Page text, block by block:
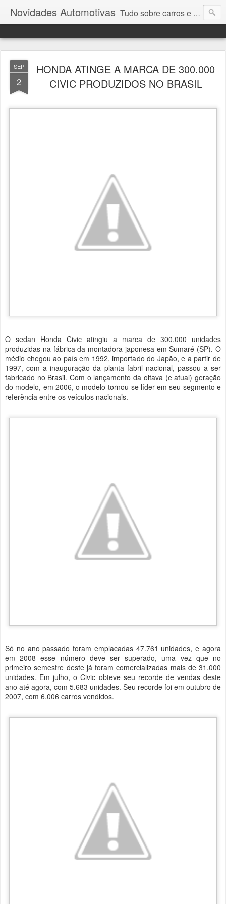
Novidades Automotivas Tudo sobre carros e motores
SEP
2
HONDA ATINGE A MARCA DE 300.000
CIVIC PRODUZIDOS NO BRASIL
O sedan Honda Civic atingiu a marca de 300.000 unidades
produzidas na fábrica da montadora japonesa em Sumaré (SP). O
médio chegou ao país em 1992, importado do Japão, e a partir de
1997, com a inauguração da planta fabril nacional, passou a ser
fabricado no Brasil. Com o lançamento da oitava (e atual) geração
do modelo, em 2006, o modelo tornou-se líder em seu segmento e
referência entre os veículos nacionais.
Só no ano passado foram emplacadas 47.761 unidades, e agora
em 2008 esse número deve ser superado, uma vez que no
primeiro semestre deste já foram comercializadas mais de 31.000
unidades. Em julho, o Civic obteve seu recorde de vendas deste
ano até agora, com 5.683 unidades. Seu recorde foi em outubro de
2007, com 6.006 carros vendidos.